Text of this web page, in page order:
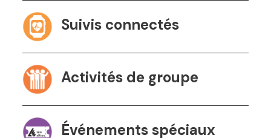
Suivis connectés
Activités de groupe
Événements spéciaux